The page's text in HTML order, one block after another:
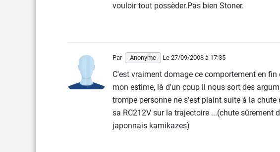
vouloir tout possèder.Pas bien Stoner.
Par Anonyme Le 27/09/2008 à 17:35
C'est vraiment domage ce comportement en
mon estime, là d'un coup il nous sort des
trompe personne ne s'est plaint suite à la
sa RC212V sur la trajectoire ...(chute sûrement
japonnais kamikazes)